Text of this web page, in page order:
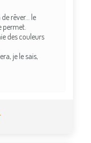
rêver… le
permet.
des couleurs
je le sais,